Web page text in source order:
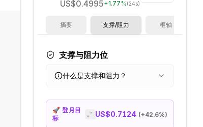
US$0.4995+1.77%(24s)
摘要 支撑/阻力 枢轴
支撑与阻力位
什么是支撑和阻力？
🚀 登月目
标
US$0.7124 (+42.6%)